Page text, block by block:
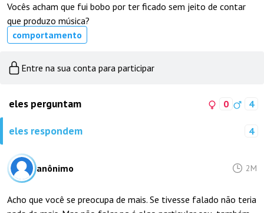
Vocês acham que fui bobo por ter ficado sem jeito de contar
que produzo música?
comportamento
Entre na sua conta para participar
eles perguntam 0 4
eles respondem 4
anônimo 2M
Acho que você se preocupa de mais. Se tivesse falado não teria